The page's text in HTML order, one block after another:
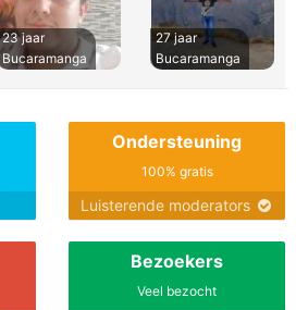
23 jaar
Bucaramanga
27 jaar
Bucaramanga
Ondersteuning
100% gratis
Luisterende moderators
Bezoekers
Veel bezocht